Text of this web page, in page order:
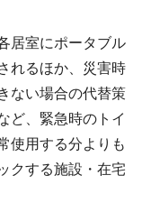
居室にポータブル
れるほか、災害時
ない場合の代替策
ど、緊急時のトイ
使用する分よりも
クする施設・在宅